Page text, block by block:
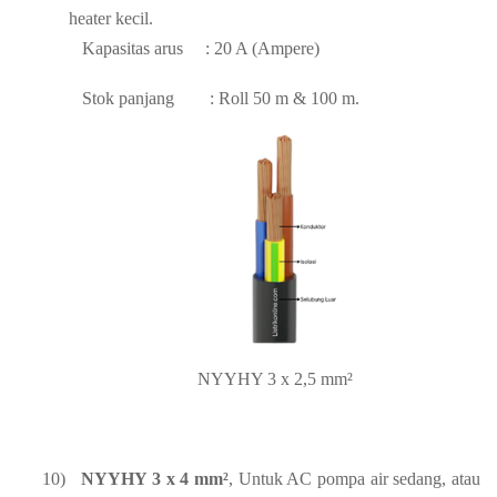
heater kecil.
Kapasitas arus
: 20 A (Ampere)
Stok panjang : Roll 50 m & 100 m.
NYYHY 3 x 2,5 mm²
10) NYYHY 3 x 4 mm², Untuk AC pompa air sedang, atau